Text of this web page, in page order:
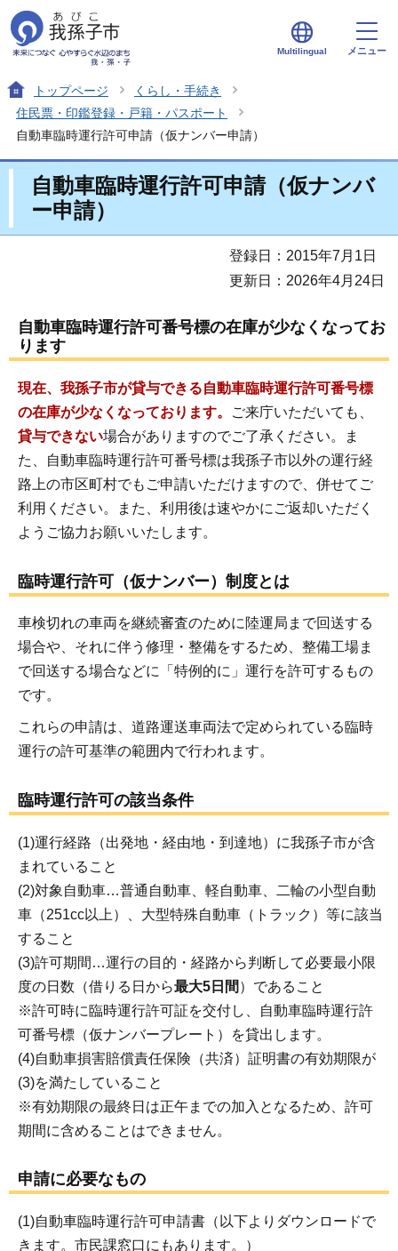
Multilingual メニュー
トップページ
くらし・手続き
住民票・印鑑登録・戸籍・パスポート
自動車臨時運行許可申請（仮ナンバー申請）
自動車臨時運行許可申請（仮ナンバ
ー申請）
登録日：2015年7月1日
更新日：2026年4月24日
自動車臨時運行許可番号標の在庫が少なくなってお
ります
現在、我孫子市が貸与できる自動車臨時運行許可番号標
の在庫が少なくなっております。
ご来庁いただいても、
貸与できない場合がありますのでご了承ください。ま
た、自動車臨時運行許可番号標は我孫子市以外の運行経
路上の市区町村でもご申請いただけますので、併せてご
利用ください。また、利用後は速やかにご返却いただく
ようご協力お願いいたします。
臨時運行許可（仮ナンバー）制度とは
車検切れの車両を継続審査のために陸運局まで回送する
場合や、それに伴う修理・整備をするため、整備工場ま
で回送する場合などに「特例的に」運行を許可するもの
です。
これらの申請は、道路運送車両法で定められている臨時
運行の許可基準の範囲内で行われます。
臨時運行許可の該当条件
(1)運行経路（出発地・経由地・到達地）に我孫子市が含
まれていること
(2)対象自動車…普通自動車、軽自動車、二輪の小型自動
車（251cc以上）、大型特殊自動車（トラック）等に該当
すること
(3)許可期間…運行の目的・経路から判断して必要最小限
度の日数（借りる日から最大5日間 ）であること
※許可時に臨時運行許可証を交付し、自動車臨時運行許
可番号標（仮ナンバープレート）を貸出します。
(4)自動車損害賠償責任保険（共済）証明書の有効期限が
(3)を満たしていること
※有効期限の最終日は正午までの加入となるため、許可
期間に含めることはできません。
申請に必要なもの
(1)自動車臨時運行許可申請書（以下よりダウンロードで
きます。市民課窓口にもあります。）